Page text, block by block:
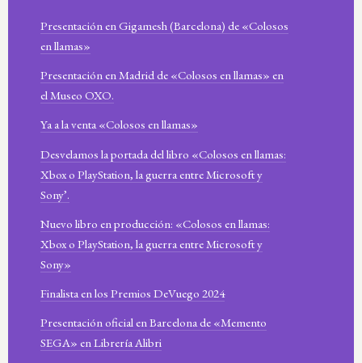
Presentación en Gigamesh (Barcelona) de «Colosos
en llamas»
Presentación en Madrid de «Colosos en llamas» en
el Museo OXO.
Ya a la venta «Colosos en llamas»
Desvelamos la portada del libro «Colosos en llamas:
Xbox o PlayStation, la guerra entre Microsoft y
Sony’.
Nuevo libro en producción: «Colosos en llamas:
Xbox o PlayStation, la guerra entre Microsoft y
Sony»
Finalista en los Premios DeVuego 2024
Presentación oficial en Barcelona de «Memento
SEGA» en Librería Alibri